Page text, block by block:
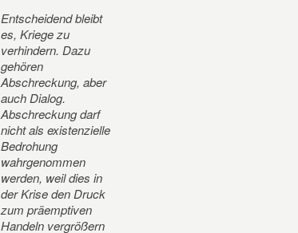
Entscheidend bleibt
es, Kriege zu
verhindern. Dazu
gehören
Abschreckung, aber
auch Dialog.
Abschreckung darf
nicht als existenzielle
Bedrohung
wahrgenommen
werden, weil dies in
der Krise den Druck
zum präemptiven
Handeln vergrößern